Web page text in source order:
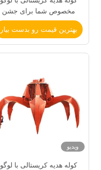
مخصوص شما برای جشن
کریسمس
بهترین قیمت رو بدست بیار
ویدیو
کوله هدیه کریستالی با لوگو